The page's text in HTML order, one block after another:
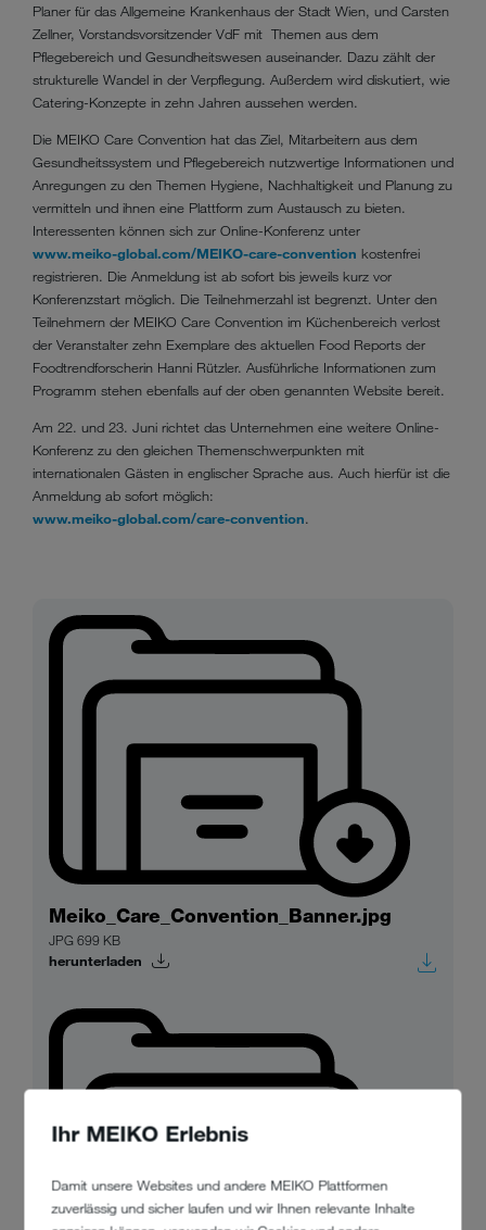
Ihr MEIKO Erlebnis
Damit unsere Websites und andere MEIKO Plattformen
zuverlässig und sicher laufen und wir Ihnen relevante Inhalte
Planer für das Allgemeine Krankenhaus der Stadt Wien, und Carsten
Zellner, Vorstandsvorsitzender VdF mit Themen aus dem
Pflegebereich und Gesundheitswesen auseinander. Dazu zählt der
strukturelle Wandel in der Verpflegung. Außerdem wird diskutiert, wie
Catering-Konzepte in zehn Jahren aussehen werden.
Die MEIKO Care Convention hat das Ziel, Mitarbeitern aus dem
Gesundheitssystem und Pflegebereich nutzwertige Informationen und
Anregungen zu den Themen Hygiene, Nachhaltigkeit und Planung zu
vermitteln und ihnen eine Plattform zum Austausch zu bieten.
Interessenten können sich zur Online-Konferenz unter
www.meiko-global.com/MEIKO-care-convention kostenfrei
registrieren. Die Anmeldung ist ab sofort bis jeweils kurz vor
Konferenzstart möglich. Die Teilnehmerzahl ist begrenzt. Unter den
Teilnehmern der MEIKO Care Convention im Küchenbereich verlost
der Veranstalter zehn Exemplare des aktuellen Food Reports der
Foodtrendforscherin Hanni Rützler. Ausführliche Informationen zum
Programm stehen ebenfalls auf der oben genannten Website bereit.
Am 22. und 23. Juni richtet das Unternehmen eine weitere Online-
Konferenz zu den gleichen Themenschwerpunkten mit
internationalen Gästen in englischer Sprache aus. Auch hierfür ist die
Anmeldung ab sofort möglich:
www.meiko-global.com/care-convention.
Meiko_Care_Convention_Banner.jpg
JPG 699 KB
herunterladen